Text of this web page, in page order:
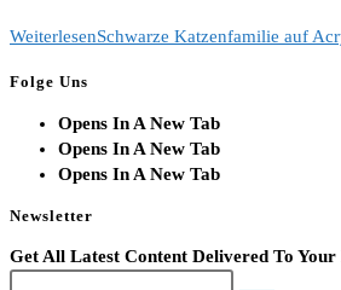
WeiterlesenSchwarze Katzenfamilie auf
Folge Uns
Opens In A New Tab
Opens In A New Tab
Opens In A New Tab
Newsletter
Get All Latest Content Delivered To Your